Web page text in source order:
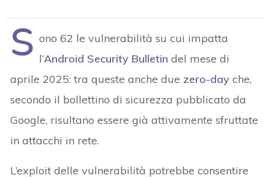
S ono 62 le vulnerabilità su cui impatta
l’Android Security Bulletin del mese di
aprile 2025: tra queste anche due zero-day che,
secondo il bollettino di sicurezza pubblicato da
Google, risultano essere già attivamente sfruttate
in attacchi in rete.
L’exploit delle vulnerabilità potrebbe consentire